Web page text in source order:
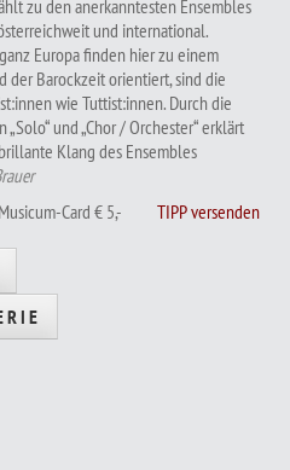
zu den anerkanntesten Ensembles
und international.
Europa finden hier zu einem
der Barockzeit orientiert, sind die
wie Tuttist:innen. Durch die
und „Chor / Orchester“ erklärt
Klang des Ensembles
Card € 5,- TIPP versenden
R I E